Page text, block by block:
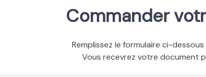
Commander
Remplissez le formulaire ci-
Vous recevrez votre document